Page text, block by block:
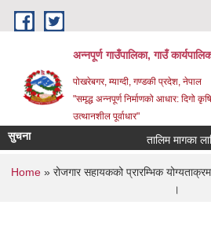
Skip to main content
अन्‍नपूर्ण गाउँपालिका, गाउँ
पोखरेबगर, म्याग्दी, गण्डकी प्रदेश, नेपाल
"समृद्ध अन्‍नपूर्ण निर्माणको आधार: दिगो
उत्थानशील पूर्वाधार"
सुचना तालिम मागका
You are here
Home» रोजगार सहायकको प्रारम्भिक
।